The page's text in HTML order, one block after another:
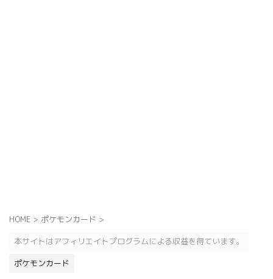
HOME > ポケモンカード >
本サイトはアフィリエイトプログラムによる収益を得ています。
ポケモンカード